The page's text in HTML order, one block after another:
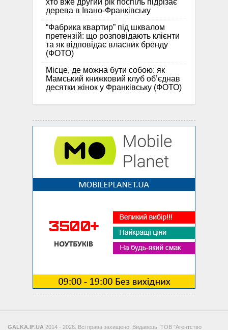
дерева в Івано-Франківську
“Фабрика квартир” під шквалом
претензій: що розповідають клієнти
та як відповідає власник бренду
(ФОТО)
Місце, де можна бути собою: як
Мамський книжковий клуб об’єднав
десятки жінок у Франківську (ФОТО)
GALKA.IF.UA 2014 - 2026. Всі права захищено. Видавець: ТОВ "Агентство